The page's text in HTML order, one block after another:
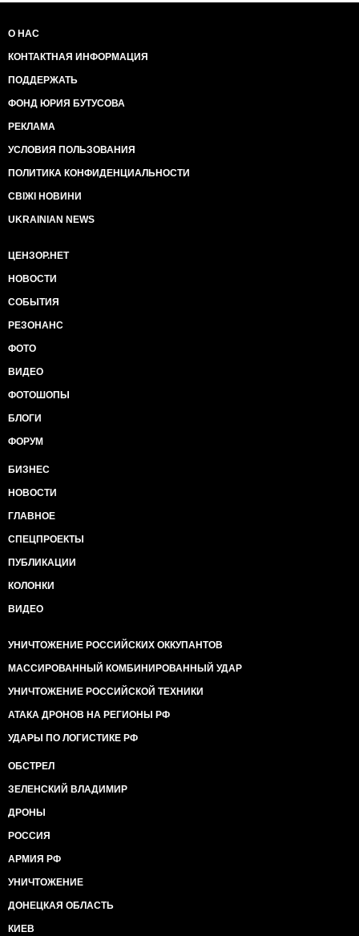
О НАС
КОНТАКТНАЯ ИНФОРМАЦИЯ
ПОДДЕРЖАТЬ
ФОНД ЮРИЯ БУТУСОВА
РЕКЛАМА
УСЛОВИЯ ПОЛЬЗОВАНИЯ
ПОЛИТИКА КОНФИДЕНЦИАЛЬНОСТИ
СВІЖІ НОВИНИ
UKRAINIAN NEWS
ЦЕНЗОР.НЕТ
НОВОСТИ
СОБЫТИЯ
РЕЗОНАНС
ФОТО
ВИДЕО
ФОТОШОПЫ
БЛОГИ
ФОРУМ
БИЗНЕС
НОВОСТИ
ГЛАВНОЕ
СПЕЦПРОЕКТЫ
ПУБЛИКАЦИИ
КОЛОНКИ
ВИДЕО
УНИЧТОЖЕНИЕ РОССИЙСКИХ ОККУПАНТОВ
МАССИРОВАННЫЙ КОМБИНИРОВАННЫЙ УДАР
УНИЧТОЖЕНИЕ РОССИЙСКОЙ ТЕХНИКИ
АТАКА ДРОНОВ НА РЕГИОНЫ РФ
УДАРЫ ПО ЛОГИСТИКЕ РФ
ОБСТРЕЛ
ЗЕЛЕНСКИЙ ВЛАДИМИР
ДРОНЫ
РОССИЯ
АРМИЯ РФ
УНИЧТОЖЕНИЕ
ДОНЕЦКАЯ ОБЛАСТЬ
КИЕВ